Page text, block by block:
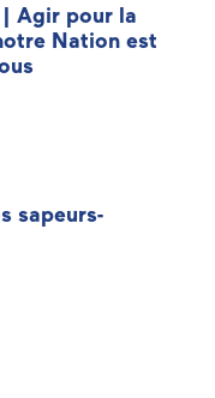
Agir pour la
Nation est
sapeurs-